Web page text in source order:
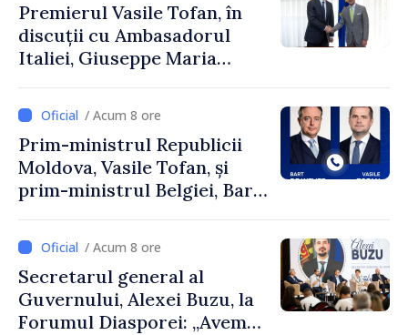
Premierul Vasile Tofan, în
discuții cu Ambasadorul
Italiei, Giuseppe Maria
/ Acum 8 ore
Prim-ministrul Republicii
Moldova, Vasile Tofan, și
prim-ministrul Belgiei, Bart
despre parcursul european
al Republicii Moldova.
/ Acum 8 ore
Secretarul general al
Guvernului, Alexei Buzu, la
Forumul Diasporei: „Avem